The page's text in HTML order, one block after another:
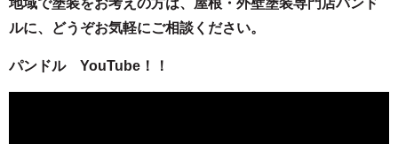
地域で塗装をお考えの方は、屋根・外壁塗装専門店パンド
ルに、どうぞお気軽にご相談ください。
パンドル YouTube！！